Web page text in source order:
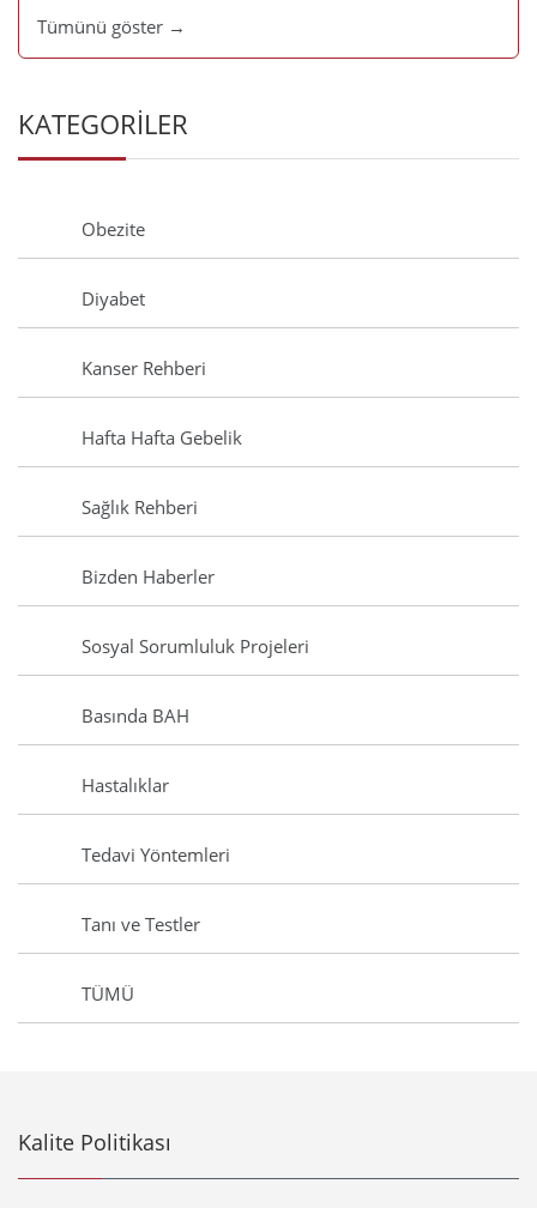
Tümünü göster →
KATEGORİLER
Obezite
Diyabet
Kanser Rehberi
Hafta Hafta Gebelik
Sağlık Rehberi
Bizden Haberler
Sosyal Sorumluluk Projeleri
Basında BAH
Hastalıklar
Tedavi Yöntemleri
Tanı ve Testler
TÜMÜ
Kalite Politikası